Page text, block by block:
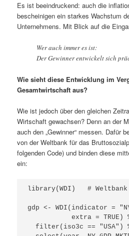
Es ist beeindruckend: auch die
bescheinigen ein starkes Wachstum
Unternehmens. Mit Blick auf die
Wer auch immer es ist:
Der Gewinner entwickelt sich
Wie sieht diese Entwicklung im
Gesamtwirtschaft aus?
Wie ist jedoch über den gleichen
Wirtschaft gewachsen? Denn an der
auch den „Gewinner“ messen. Dafür
von der Weltbank für das
folgenden Code) und binden diese
ein:
library(WDI)   # Weltbank
gdp <- WDI(indicator =
           extra = TRUE) %>%